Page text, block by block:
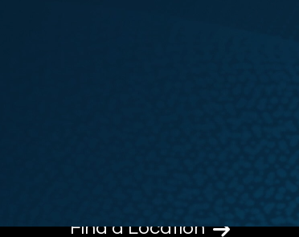
Find a Location